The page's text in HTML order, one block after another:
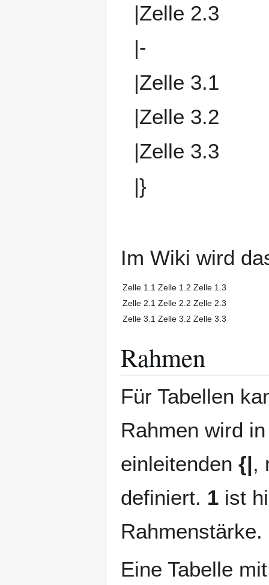
|Zelle 2.3
|-
|Zelle 3.1
|Zelle 3.2
|Zelle 3.3
|}
Im Wiki wird
Zelle 1.1 Zelle 1.2 Zelle 1.3
Zelle 2.1 Zelle 2.2 Zelle 2.3
Zelle 3.1 Zelle 3.2 Zelle 3.3
Rahmen
Für Tabellen
Rahmen wird
einleitenden {|,
definiert. 1 ist
Rahmenstärke.
Eine Tabelle